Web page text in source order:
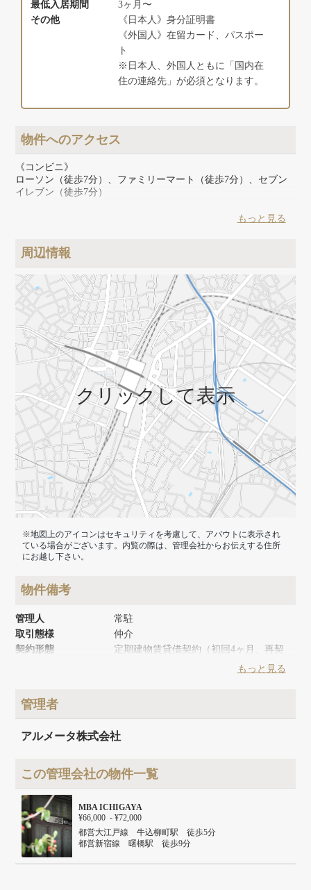
最低入居期間
3ヶ月〜
その他
《日本人》身分証明書
《外国人》在留カード、パスポー
ト
※日本人、外国人ともに「国内在
住の連絡先」が必須となります。
物件へのアクセス
《コンビニ》
ローソン（徒歩7分）、ファミリーマート（徒歩7分）、セブン
イレブン（徒歩7分）
くすりの福太郎（徒歩4分）、ウエルシア（徒歩10分）、クリエ
イトS・D（徒歩11分）、ダイソー（徒歩4分）、Can★Do（徒歩
18分）、エニタイムフィットネス（徒歩9分）
もっと見る
周辺情報
クリックして表示
※地図上のアイコンはセキュリティを考慮して、アバウトに表示され
ている場合がございます。内覧の際は、管理会社からお伝えする住所
にお越し下さい。
物件備考
管理人
常駐
取引態様
仲介
契約形態
定期建物賃貸借契約（初回4ヶ月、再契
リノベーション時期
建物面積
建物階数
地上2階
もっと見る
管理者
アルメータ株式会社
この管理会社の物件一覧
MBA ICHIGAYA
¥66,000 - ¥72,000
都営大江戸線 牛込柳町駅 徒歩5分
都営新宿線 曙橋駅 徒歩9分
東京メトロ丸ノ内線 四谷三丁目駅 徒歩15分